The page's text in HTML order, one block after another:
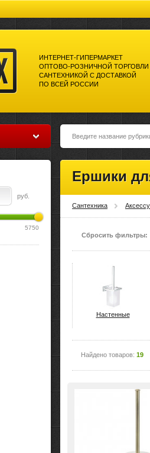
ИНТЕРНЕТ-ГИПЕРМАРКЕТ
ОПТОВО-РОЗНИЧНОЙ ТОРГОВЛИ
САНТЕХНИКОЙ С ДОСТАВКОЙ
ПО ВСЕЙ РОССИИ
руб.
5750
Ершики
Сантехника
Сбросить фильтры:
Настенные
Найдено товаров: 19